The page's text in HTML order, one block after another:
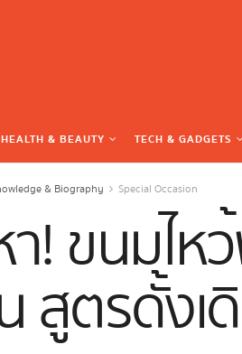
HEALTH & BEAUTY TECH & GADGETS
& Biography Special Occasion
! ขนมไห
สูตรดั้งเ